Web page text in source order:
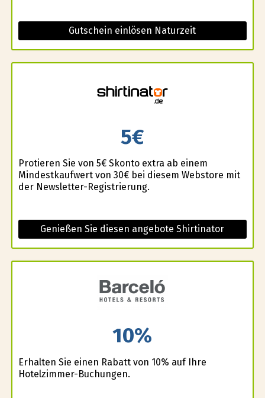
Gutschein einlösen Naturzeit
5€
Profitieren Sie von 5€ Skonto extra ab einem
Mindestkaufwert von 30€ bei diesem Webstore mit
der Newsletter-Registrierung.
Genießen Sie diesen angebote Shirtinator
10%
Erhalten Sie einen Rabatt von 10% auf Ihre
Hotelzimmer-Buchungen.